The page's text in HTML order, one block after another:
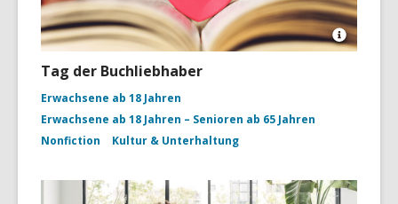
Open
on
Tag der Buchliebhaber
Erwachsene ab 18 Jahren
Erwachsene ab 18 Jahren – Senioren ab 65 Jahren
Nonfiction
Kultur & Unterhaltung